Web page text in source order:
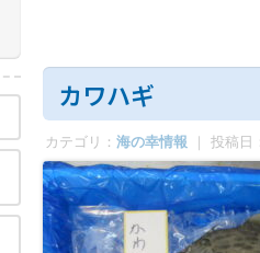
カワハギ
カテゴリ： 海の幸情報 ｜ 投稿日